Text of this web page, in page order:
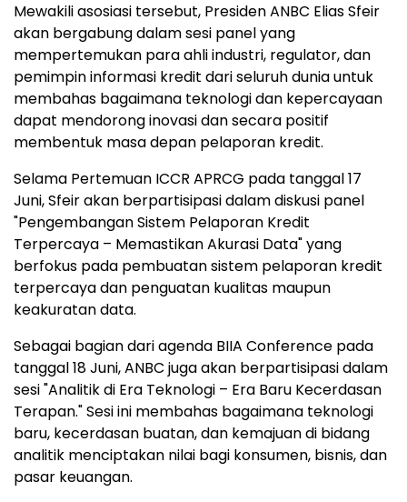
Mewakili asosiasi tersebut, Presiden ANBC Elias Sfeir
akan bergabung dalam sesi panel yang
mempertemukan para ahli industri, regulator, dan
pemimpin informasi kredit dari seluruh dunia untuk
membahas bagaimana teknologi dan kepercayaan
dapat mendorong inovasi dan secara positif
membentuk masa depan pelaporan kredit.
Selama Pertemuan ICCR APRCG pada tanggal 17
Juni, Sfeir akan berpartisipasi dalam diskusi panel
"Pengembangan Sistem Pelaporan Kredit
Terpercaya – Memastikan Akurasi Data" yang
berfokus pada pembuatan sistem pelaporan kredit
terpercaya dan penguatan kualitas maupun
keakuratan data.
Sebagai bagian dari agenda BIIA Conference pada
tanggal 18 Juni, ANBC juga akan berpartisipasi dalam
sesi "Analitik di Era Teknologi – Era Baru Kecerdasan
Terapan." Sesi ini membahas bagaimana teknologi
baru, kecerdasan buatan, dan kemajuan di bidang
analitik menciptakan nilai bagi konsumen, bisnis, dan
pasar keuangan.